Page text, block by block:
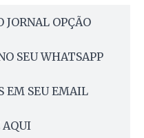
JORNAL OPÇÃO
SEU WHATSAPP
EM SEU EMAIL
AQUI